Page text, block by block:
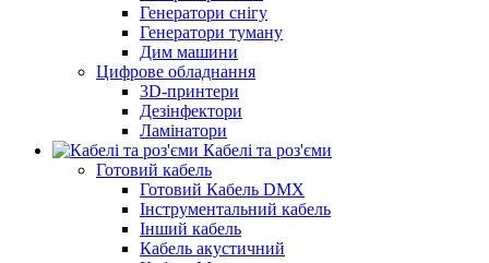
Генератори снігу
Генератори туману
Дим машини
Цифрове обладнання
3D-принтери
Дезінфектори
Ламінатори
Кабелі та роз'єми
Готовий кабель
Готовий Кабель DMX
Інструментальний кабель
Інший кабель
Кабель акустичний